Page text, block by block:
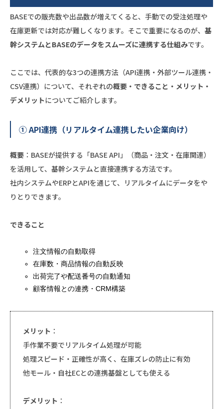
BASEでの販売数や出品数が増えてくると、手動での受注処理や
在庫更新では対応が難しくなります。そこで重要になるのが、 基
幹システムとBASEのデータをスムーズに連携する仕組みです。
ここでは、代表的な3つの連携方法（API連携・外部ツール連携・
CSV連携）について、それぞれの概要・できること・メリット・
デメリットについてご紹介します。
① API連携（リアルタイム連携したい企業向け）
概要 ：BASEが提供する「BASE API」（商品・注文・在庫関連）
を活用して、基幹システムと直接連携する方法です。
社内システムやERPとAPIを通じて、リアルタイムにデータをや
りとりできます。
できること
注文情報の自動取得
在庫数・商品情報の自動反映
出荷完了や配送番号の自動通知
顧客情報との連携・CRM構築
メリット ：
手作業不要でリアルタイム処理が可能
処理スピード・正確性が高く、在庫ズレの防止に有効
他モール・自社ECとの連携基盤としても使える
デメリット ：